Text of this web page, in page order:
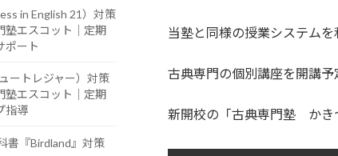
当塾と同様の授業システムを
古典専門の個別講座を開講予
新開校の「古典専門塾 かき
in English 21）対策
塾エスコット｜定期
ポート
ートレジャー）対策
塾エスコット｜定期
指導
書『Birdland』対策